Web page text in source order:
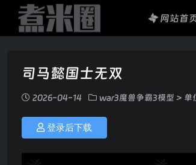
网站首
司马懿国士无双
2026-04-14 war3魔兽争霸3模型 > 单
登录后下载